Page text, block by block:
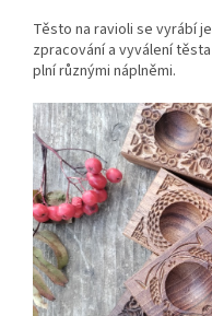
Těsto na ravioli se vyrábí
zpracování a vyválení
plní různými náplněmi.